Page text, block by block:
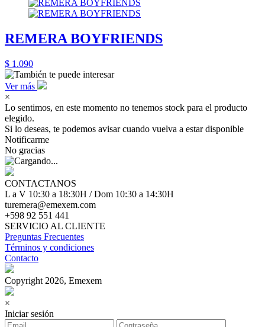
REMERA BOYFRIENDS
$ 1.090
Ver más
×
Lo sentimos, en este momento no tenemos stock para el producto
elegido.
Si lo deseas, te podemos avisar cuando vuelva a estar disponible
Notificarme
No gracias
CONTACTANOS
L a V 10:30 a 18:30H / Dom 10:30 a 14:30H
turemera@emexem.com
+598 92 551 441
SERVICIO AL CLIENTE
Preguntas Frecuentes
Términos y condiciones
Contacto
Copyright 2026, Emexem
×
Iniciar sesión